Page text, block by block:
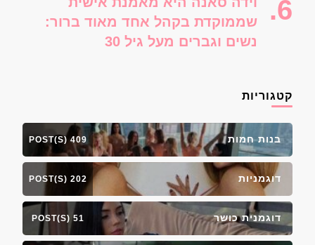
שממוקדת בקהל אחד מאוד ברור:
נשים וגברים מעל גיל 30
קטגוריות
בנות חמות 409 POST(S)
דוגמניות 202 POST(S)
דוגמנית כושר 51 POST(S)